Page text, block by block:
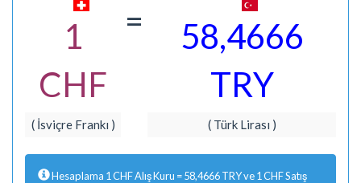
1
CHF
=
58,4666
TRY
( İsviçre Frankı ) ( Türk Lirası )
Hesaplama 1 CHF Alış Kuru = 58,4666 TRY ve 1 CHF Satış